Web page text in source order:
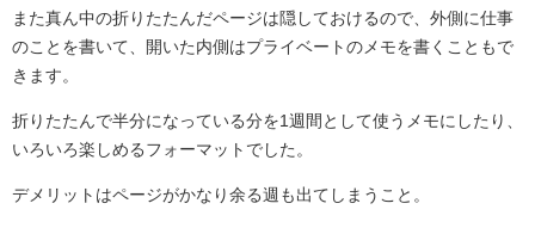
また真ん中の折りたたんだページは隠しておけるので、外側に仕事
のことを書いて、開いた内側はプライベートのメモを書くこともで
きます。
折りたたんで半分になっている分を1週間として使うメモにしたり、
いろいろ楽しめるフォーマットでした。
デメリットはページがかなり余る週も出てしまうこと。